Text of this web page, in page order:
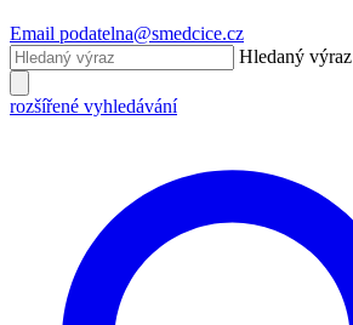
Email podatelna@smedcice.cz
Hledaný výraz
rozšířené vyhledávání